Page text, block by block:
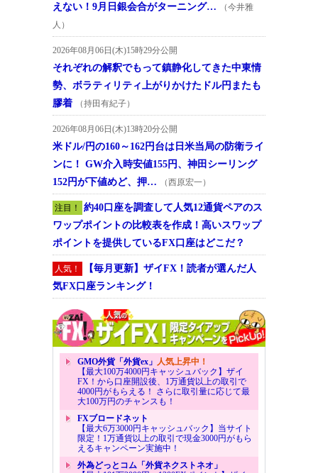
えない！9月日銀会合がターニング…
（今井雅
人）
2026年08月06日(木)15時29分公開
それぞれの解釈でもって鎮静化してきた中東情
勢、ボラティリティ上がりかけたドル円またも
膠着
（持田有紀子）
2026年08月06日(木)13時20分公開
米ドル/円の160～162円台は日米当局の防衛ライ
ンに！ GW介入時安値155円、神田シーリング
152円が下値めど、押…
（西原宏一）
注目！
約40口座を調査して人気12通貨ペアのス
ワップポイントの比較表を作成！高いスワップ
ポイントを提供しているFX口座はどこだ？
人気！
【毎月更新】ザイFX！読者が選んだ人
気FX口座ランキング！
GMO外貨「外貨ex」 人気上昇中！
【最大100万4000円キャッシュバック】ザイ
FX！から口座開設後、1万通貨以上の取引で
4000円がもらえる！ さらに取引量に応じて最
大100万円のチャンスも！
FXブロードネット
【最大6万3000円キャッシュバック】当サイト
限定！1万通貨以上の取引で現金3000円がもら
えるキャンペーン実施中！
外為どっとコム「外貨ネクストネオ」